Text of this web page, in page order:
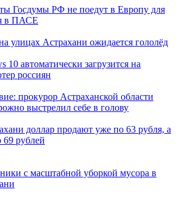
Госдумы РФ не поедут в Европу для
в ПАСЕ
улицах Астрахани ожидается гололёд
10 автоматически загрузится на
россиян
прокурор Астраханской области
выстрелил себе в голову
доллар продают уже по 63 рубля, а
69 рублей
с масштабной уборкой мусора в